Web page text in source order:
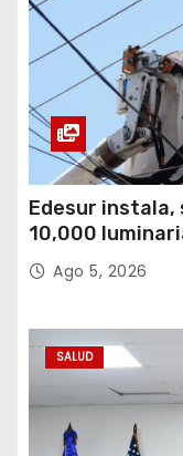
Edesur
10,000
Ago 5, 2026
SALUD